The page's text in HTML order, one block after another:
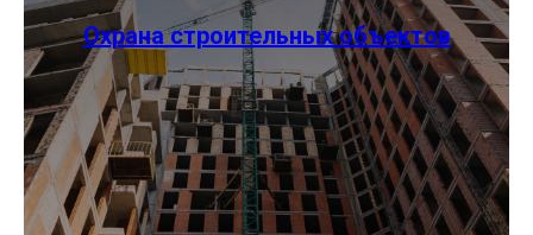
Охрана строительных объектов